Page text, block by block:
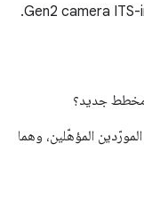
مخطط جديد؟
المؤهّلين، وهما